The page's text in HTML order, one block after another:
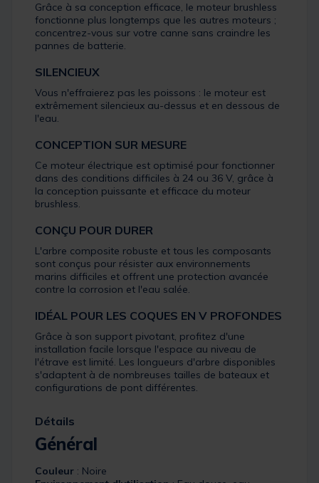
Grâce à sa conception efficace, le moteur brushless
fonctionne plus longtemps que les autres moteurs ;
concentrez-vous sur votre canne sans craindre les
pannes de batterie.
SILENCIEUX
Vous n'effraierez pas les poissons : le moteur est
extrêmement silencieux au-dessus et en dessous de
l'eau.
CONCEPTION SUR MESURE
Ce moteur électrique est optimisé pour fonctionner
dans des conditions difficiles à 24 ou 36 V, grâce à
la conception puissante et efficace du moteur
brushless.
CONÇU POUR DURER
L'arbre composite robuste et tous les composants
sont conçus pour résister aux environnements
marins difficiles et offrent une protection avancée
contre la corrosion et l'eau salée.
IDÉAL POUR LES COQUES EN V PROFONDES
Grâce à son support pivotant, profitez d'une
installation facile lorsque l'espace au niveau de
l'étrave est limité. Les longueurs d'arbre disponibles
s'adaptent à de nombreuses tailles de bateaux et
configurations de pont différentes.
Détails
Général
Couleur : Noire